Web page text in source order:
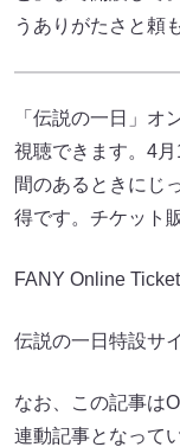
うありがたさと頼
「伝説の一日」オ
視聴できます。4
間のあるときにじ
得です。チケット
FANY Online
伝説の一日特設サ
なお、この記事は
連動記事となって